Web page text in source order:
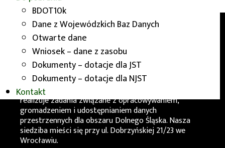
BDOT10k
Dane z Wojewódzkich Baz Danych
Otwarte dane
Wniosek – dane z zasobu
Dokumenty – dotacje dla JST
Dokumenty – dotacje dla NJST
Kontakt
O nas
Wydział Geodezji i Kartografii Urzędu
Marszałkowskiego Województwa Dolnośląskiego
realizuje zadania związane z opracowywaniem,
gromadzeniem i udostępnianiem danych
przestrzennych dla obszaru Dolnego Śląska. Nasza
siedziba mieści się przy ul. Dobrzyńskiej 21/23 we
Wrocławiu.